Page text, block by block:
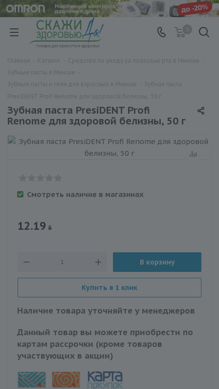
Зубная паста PresiDENT Profi
Renome для здоровой белизны, 50 г
Смотреть наличие в магазинах
12.19
В корзину
Купить в 1 клик
Наличие товара уточняйте у менеджеров
Данный товар вы можете приобрести по
картам рассрочки (кроме товаров
участвующих в акции)